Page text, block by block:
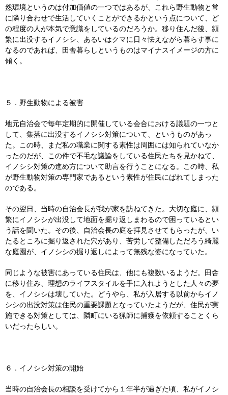
然環境というのは付加価値の一つではあるが、これら野生動物と常
に隣り合わせで生活していくことができるかという点について、ど
の程度の人が本気で意識をしているのだろうか。移り住んだ後、頻
繁に出没するイノシシ、あるいはクマに日々怯えながら暮らす事に
なるのであれば、田舎暮らしというものはマイナスイメージの方に
傾く。
５．野生動物による被害
地元自治会で毎年定期的に開催している会合における議題の一つと
して、集落に出没するイノシシ対策について、というものがあっ
た。この時、まだ私の職業に関する素性は周囲には知られていなか
ったのだが、この件で不毛な議論をしている住民たちを見かねて、
イノシシ対策の進め方について助言を行うことになる。この時、私
が野生動物対策の専門家であるという素性が住民にばれてしまった
のである。
その翌日、当時の自治会長が我が家を訪ねてきた。大切な庭に、頻
繁にイノシシが出没して地面を掘り返しまわるので困っているとい
う話を聞いた。その後、自治会長の庭を拝見させてもらったが、い
たるところに掘り返された穴があり、苦労して整備しただろう綺麗
な庭園が、イノシシの掘り返しによって無残な姿になっていた。
同じような被害にあっている住民は、他にも複数いるようだ。田舎
に移り住み、理想のライフスタイルを手に入れようとした人々の夢
を、イノシシは壊していた。どうやら、私が入居する以前からイノ
シシの出没対策は住民の重要課題となっていたようだが、住民が実
施できる対策としては、隣町にいる猟師に捕獲を依頼することくら
いだったらしい。
６．イノシシ対策の開始
当時の自治会長の相談を受けてから１年半が過ぎた頃、私がイノシ